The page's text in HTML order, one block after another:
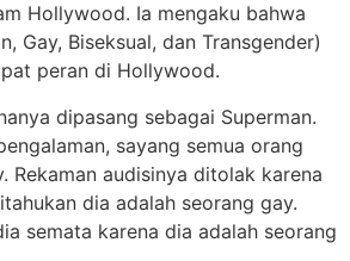
Hollywood. Ia mengaku bahwa
Gay, Biseksual, dan Transgender)
peran di Hollywood.
dipasang sebagai Superman.
sayang semua orang
Rekaman audisinya ditolak karena
dia adalah seorang gay.
semata karena dia adalah seorang